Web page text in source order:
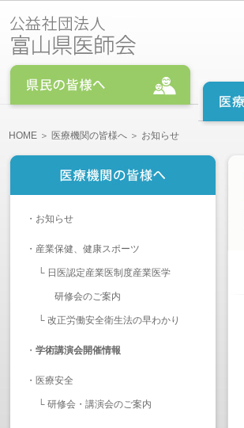
HOME ＞ 医療機関の皆様へ ＞ お知らせ
・ お知らせ
・ 産業保健、健康スポーツ
└ 日医認定産業医制度産業医学
研修会のご案内
└ 改正労働安全衛生法の早わかり
・ 学術講演会開催情報
・ 医療安全
└ 研修会・講演会のご案内